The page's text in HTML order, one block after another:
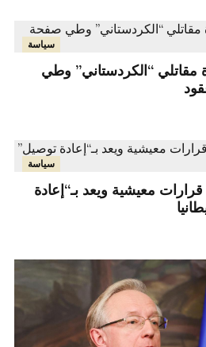
سياسة
مقاتلي “الكردستاني” وطي
سياسة
قرارات معيشية ويعد بـ“إعادة